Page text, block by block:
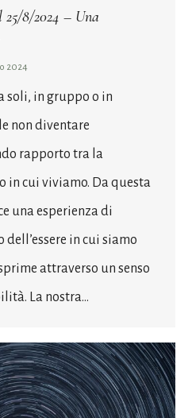
8/2024 – Una
2024
soli, in gruppo o in
non diventare
rapporto tra la
in cui viviamo. Da questa
una esperienza di
dell’essere in cui siamo
attraverso un senso
La nostra…